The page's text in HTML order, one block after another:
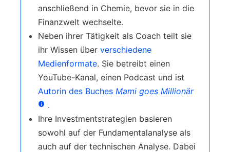
anschließend in Chemie, bevor sie in die
Finanzwelt wechselte.
Neben ihrer Tätigkeit als Coach teilt sie
ihr Wissen über verschiedene
Medienformate. Sie betreibt einen
YouTube-Kanal, einen Podcast und ist
Autorin des Buches Mami goes Millionär
.
Ihre Investmentstrategien basieren
sowohl auf der Fundamentalanalyse als
auch auf der technischen Analyse. Dabei